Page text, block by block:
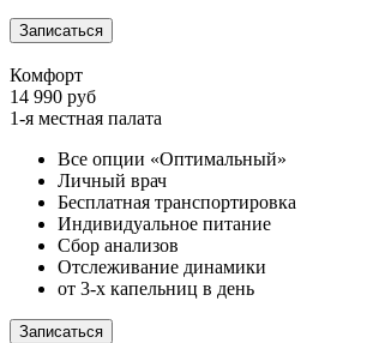
Записаться
Комфорт
14 990 руб
1-я местная палата
Все опции «Оптимальный»
Личный врач
Бесплатная транспортировка
Индивидуальное питание
Сбор анализов
Отслеживание динамики
от 3-х капельниц в день
Записаться